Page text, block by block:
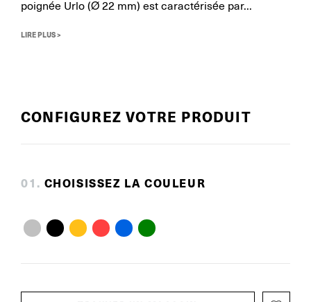
poignée Urlo (Ø 22 mm) est caractérisée par...
LIRE PLUS >
CONFIGUREZ VOTRE PRODUIT
01 . CHOISISSEZ LA COULEUR